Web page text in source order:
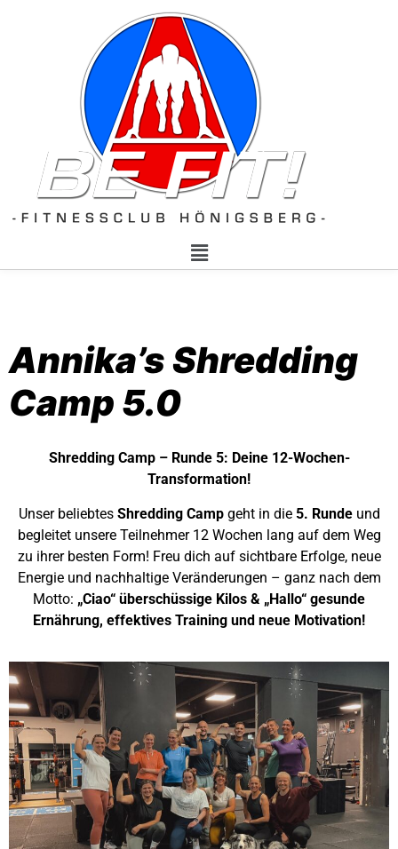
Annika’s Shredding
Camp 5.0
Shredding Camp – Runde 5: Deine 12-Wochen-
Transformation!
Unser beliebtes Shredding Campgeht in die 5. Rundeund
begleitet unsere Teilnehmer 12 Wochen lang auf dem Weg
zu ihrer besten Form! Freu dich auf sichtbare Erfolge, neue
Energie und nachhaltige Veränderungen – ganz nach dem
Motto: „Ciao“ überschüssige Kilos & „Hallo“ gesunde
Ernährung, effektives Training und neue Motivation!